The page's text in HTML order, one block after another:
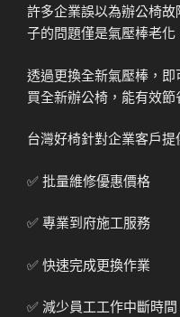
許多企業誤以為辦公椅
子的問題僅是氣壓棒老化
透過更換全新氣壓棒，
買全新辦公椅，能有效節
台灣好椅針對企業客戶提
✅ 批量維修優惠價格
✅ 專業到府施工服務
✅ 快速完成更換作業
✅ 減少員工工作中斷時間